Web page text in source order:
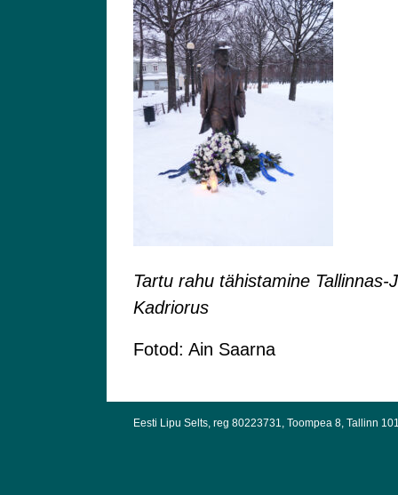
Tartu rahu tähistamine
Kadriorus
Fotod: Ain Saarna
Eesti Lipu Selts, reg 80223731, Toompea 8, Tallinn